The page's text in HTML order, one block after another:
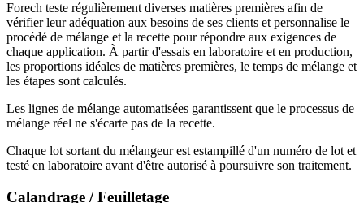
Forech teste régulièrement diverses matières premières afin de
vérifier leur adéquation aux besoins de ses clients et personnalise le
procédé de mélange et la recette pour répondre aux exigences de
chaque application. À partir d'essais en laboratoire et en production,
les proportions idéales de matières premières, le temps de mélange et
les étapes sont calculés.
Les lignes de mélange automatisées garantissent que le processus de
mélange réel ne s'écarte pas de la recette.
Chaque lot sortant du mélangeur est estampillé d'un numéro de lot et
testé en laboratoire avant d'être autorisé à poursuivre son traitement.
Calandrage / Feuilletage